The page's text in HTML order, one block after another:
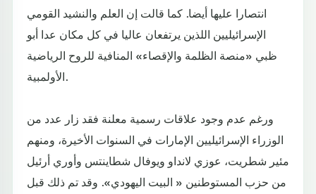
انتصارا عليها أيضا. كما قالت إن العلم والنشيد القومي
الإسرائيليين اللذين يرتفعان عاليا في كل مكان عدا أبو
ظبي «منصة الظلمة والإقصاء» المنافية للروح الرياضية
الأولمبية.
ورغم عدم وجود علاقات رسمية معلنة فقد زار عدد من
الوزراء الإسرائيليين الإمارات في السنوات الأخيرة، ومنهم
مئير شطريت، عوزي لانداو ويوفال شطاينتس وأوري أرئيل
من حزب المستوطنين « البيت اليهودي». وقد تم ذلك قبل